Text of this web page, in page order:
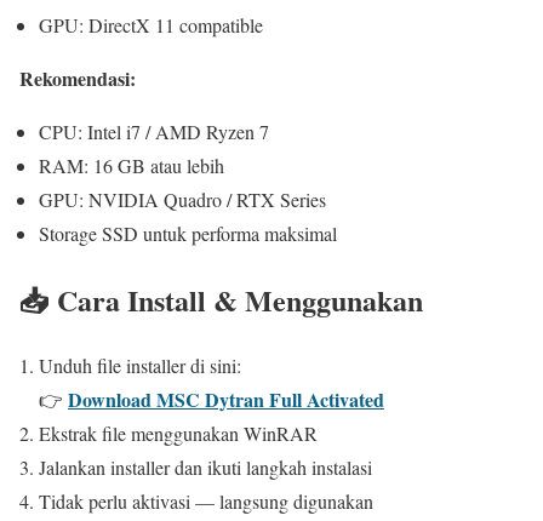
GPU: DirectX 11 compatible
Rekomendasi:
CPU: Intel i7 / AMD Ryzen 7
RAM: 16 GB atau lebih
GPU: NVIDIA Quadro / RTX Series
Storage SSD untuk performa maksimal
📥 Cara Install & Menggunakan
Unduh file installer di sini:
👉 Download MSC Dytran Full Activated
Ekstrak file menggunakan WinRAR
Jalankan installer dan ikuti langkah instalasi
Tidak perlu aktivasi — langsung digunakan